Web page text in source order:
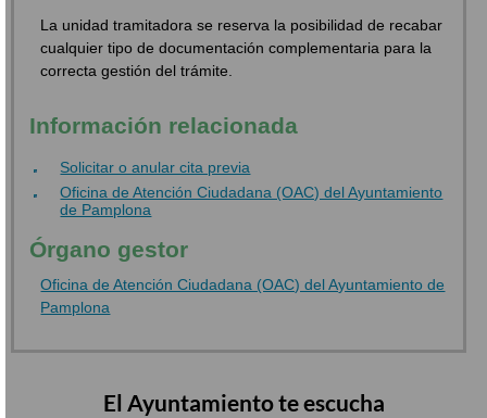
La unidad tramitadora se reserva la posibilidad de recabar
cualquier tipo de documentación complementaria para la
correcta gestión del trámite.
Información relacionada
Solicitar o anular cita previa
Oficina de Atención Ciudadana (OAC) del Ayuntamiento
de Pamplona
Órgano gestor
Oficina de Atención Ciudadana (OAC) del Ayuntamiento de
Pamplona
El Ayuntamiento te escucha